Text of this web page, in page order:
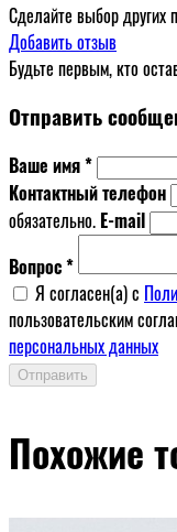
Сделайте выбор других
Добавить отзыв
Будьте первым, кто
Отправить
Ваше имя *
Контактный телефон
обязательно. E-mail
Вопрос *
Я согласен(a) с
пользовательским
персональных данных
Отправить
Похожие